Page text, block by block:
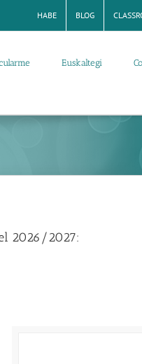
HABE BLOG
Euskaltegi
2026/2027: